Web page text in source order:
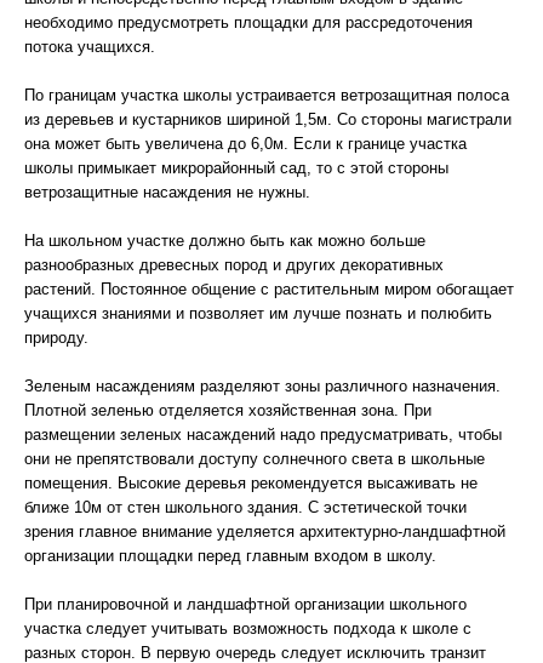
необходимо предусмотреть площадки для рассредоточения
потока учащихся.
По границам участка школы устраивается ветрозащитная полоса
из деревьев и кустарников шириной 1,5м. Со стороны магистрали
она может быть увеличена до 6,0м. Если к границе участка
школы примыкает микрорайонный сад, то с этой стороны
ветрозащитные насаждения не нужны.
На школьном участке должно быть как можно больше
разнообразных древесных пород и других декоративных
растений. Постоянное общение с растительным миром обогащает
учащихся знаниями и позволяет им лучше познать и полюбить
природу.
Зеленым насаждениям разделяют зоны различного назначения.
Плотной зеленью отделяется хозяйственная зона. При
размещении зеленых насаждений надо предусматривать, чтобы
они не препятствовали доступу солнечного света в школьные
помещения. Высокие деревья рекомендуется высаживать не
ближе 10м от стен школьного здания. С эстетической точки
зрения главное внимание уделяется архитектурно-ландшафтной
организации площадки перед главным входом в школу.
При планировочной и ландшафтной организации школьного
участка следует учитывать возможность подхода к школе с
разных сторон. В первую очередь следует исключить транзит